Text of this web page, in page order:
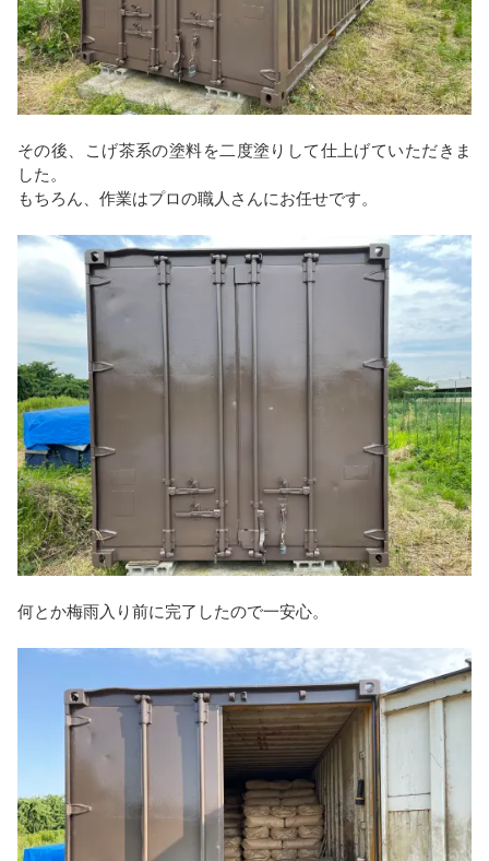
その後、こげ茶系の塗料を二度塗りして仕上げていただきま
した。
もちろん、作業はプロの職人さんにお任せです。
何とか梅雨入り前に完了したので一安心。